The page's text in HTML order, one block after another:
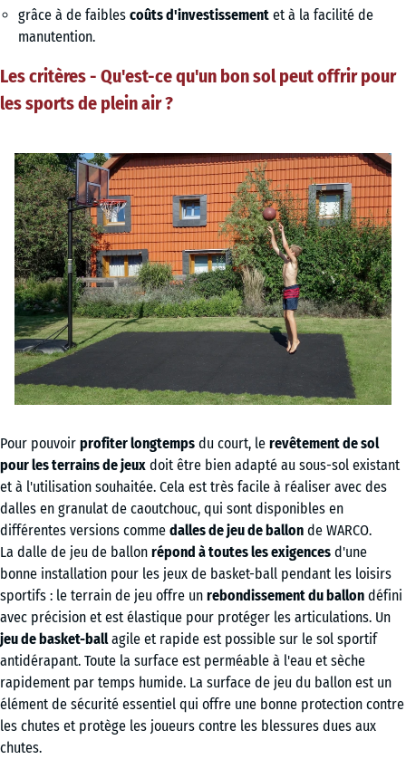
grâce à de faibles coûts d'investissement et à la facilité de
manutention.
Les critères - Qu'est-ce qu'un bon sol peut offrir pour
les sports de plein air ?
Pour pouvoir profiter longtemps du court, le revêtement de sol
pour les terrains de jeux doit être bien adapté au sous-sol existant
et à l'utilisation souhaitée. Cela est très facile à réaliser avec des
dalles en granulat de caoutchouc, qui sont disponibles en
différentes versions comme dalles de jeu de ballon de WARCO.
La dalle de jeu de ballon répond à toutes les exigences d'une
bonne installation pour les jeux de basket-ball pendant les loisirs
sportifs : le terrain de jeu offre un rebondissement du ballon défini
avec précision et est élastique pour protéger les articulations. Un
jeu de basket-ball agile et rapide est possible sur le sol sportif
antidérapant. Toute la surface est perméable à l'eau et sèche
rapidement par temps humide. La surface de jeu du ballon est un
élément de sécurité essentiel qui offre une bonne protection contre
les chutes et protège les joueurs contre les blessures dues aux
chutes.